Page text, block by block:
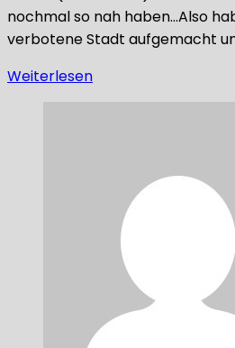
nochmal so nah haben…Also
verbotene Stadt aufgemacht
Weiterlesen